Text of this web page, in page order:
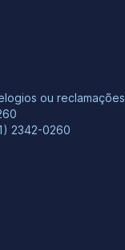
ou reclamações
2342-0260